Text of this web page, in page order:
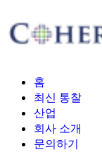
홈
최신 통찰
산업
회사 소개
문의하기